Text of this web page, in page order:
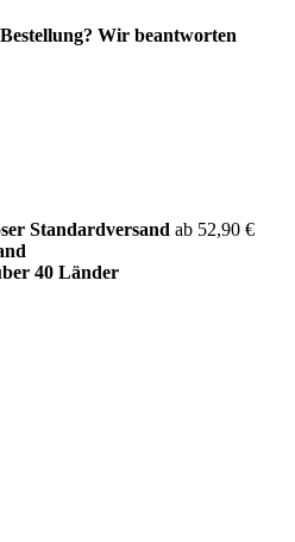
Wir beantworten
Standardversand ab 52,90 €
40 Länder